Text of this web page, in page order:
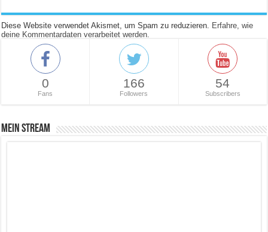
Diese Website verwendet Akismet, um Spam zu reduzieren. Erfahre, wie
deine Kommentardaten verarbeitet werden.
0
Fans
166
Followers
54
Subscribers
Mein Stream